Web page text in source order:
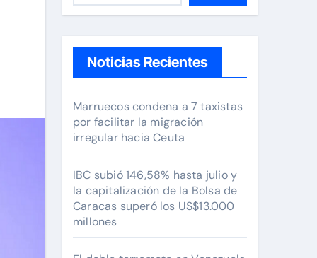
Noticias Recientes
Marruecos condena a 7 taxistas
por facilitar la migración
irregular hacia Ceuta
IBC subió 146,58% hasta julio y
la capitalización de la Bolsa de
Caracas superó los US$13.000
millones